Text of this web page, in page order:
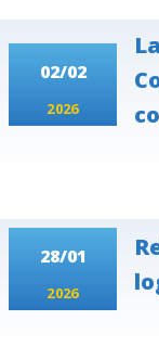
02/02
2026
28/01
2026